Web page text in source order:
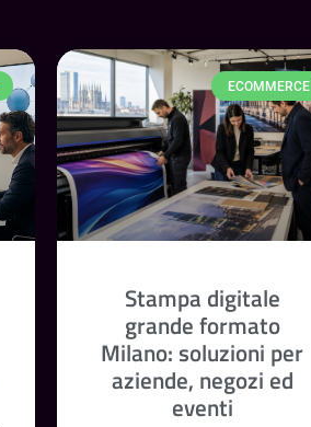
ECOMMERCE
Stampa digitale
grande formato
Milano: soluzioni per
aziende, negozi ed
eventi